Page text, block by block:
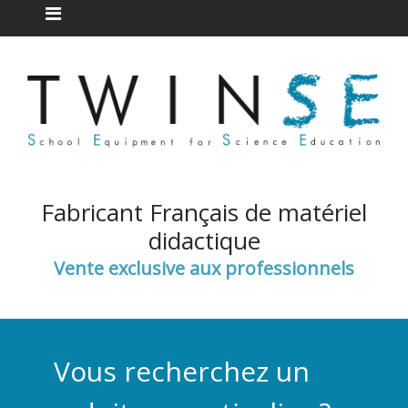
Fabricant Français de matériel
didactique
Vente exclusive aux professionnels
Vous recherchez un